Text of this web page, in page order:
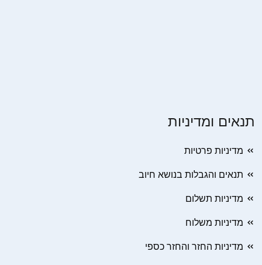
תנאים ומדיניות
מדיניות פרטיות
תנאים והגבלות בנושא חיוב
מדיניות תשלום
מדיניות משלוח
מדיניות החזר והחזר כספי